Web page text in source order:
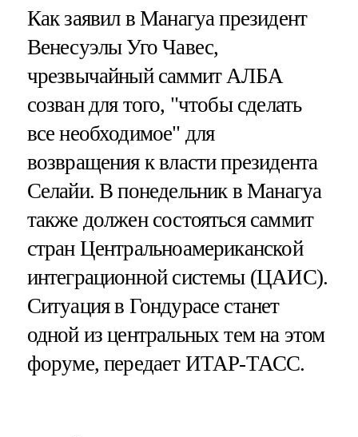
Как заявил в Манагуа президент
Венесуэлы Уго Чавес,
чрезвычайный саммит АЛБА
созван для того, "чтобы сделать
все необходимое" для
возвращения к власти президента
Селайи. В понедельник в Манагуа
также должен состояться саммит
стран Центральноамериканской
интеграционной системы (ЦАИС).
Ситуация в Гондурасе станет
одной из центральных тем на этом
форуме, передает ИТАР-ТАСС.